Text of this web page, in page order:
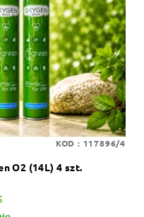
O2 (14L) 4 szt.
KOD : 117896/4